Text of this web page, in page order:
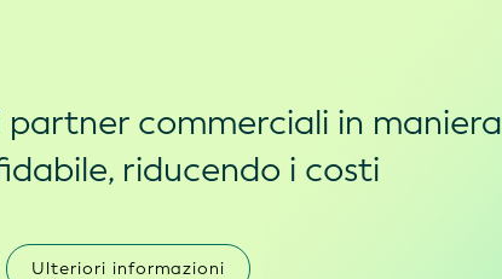
commerciali in maniera
riducendo i costi
Ulteriori informazioni